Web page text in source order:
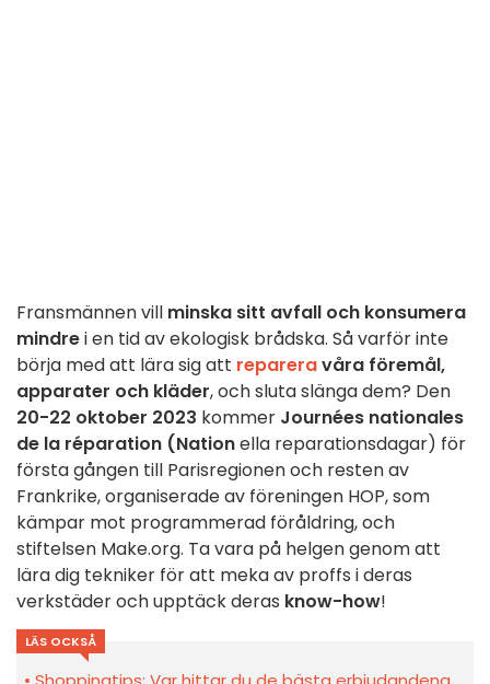
Fransmännen vill minska sitt avfall och konsumera
mindrei en tid av ekologisk brådska. Så varför inte
börja med att lära sig att repareravåra föremål,
apparater och kläder, och sluta slänga dem? Den
20-22 oktober 2023 kommer Journées nationales
de la réparation (Nationella reparationsdagar) för
första gången till Parisregionen och resten av
Frankrike, organiserade av föreningen HOP, som
kämpar mot programmerad föråldring, och
stiftelsen Make.org. Ta vara på helgen genom att
lära dig tekniker för att meka av proffs i deras
verkstäder och upptäck deras know-how!
LÄS OCKSÅ